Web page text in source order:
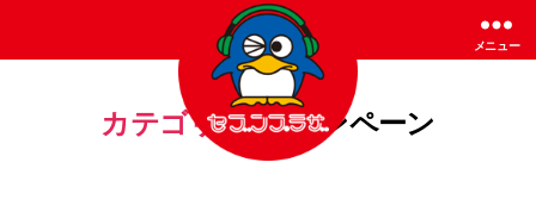
メニュー
カテゴリー: キャンペーン